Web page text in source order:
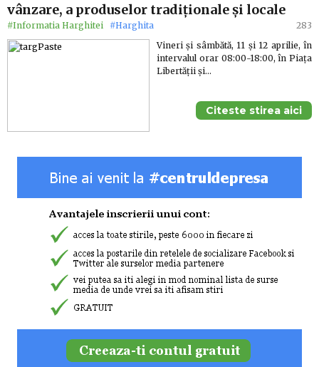
vânzare, a produselor tradiţionale şi locale
#Informatia Harghitei #Harghita
283
Vineri şi sâmbătă, 11 şi 12 aprilie, în
intervalul orar 08:00-18:00, în Piaţa
Libertăţii şi...
Citeste stirea aici